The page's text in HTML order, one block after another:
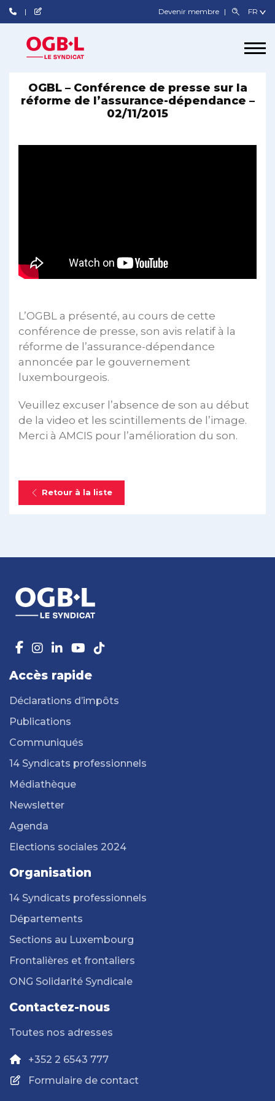
Devenir membre
OGBL – Conférence de presse sur la
réforme de l’assurance-dépendance –
02/11/2015
L’OGBL a présenté, au cours de cette
conférence de presse, son avis relatif à la
réforme de l’assurance-dépendance
annoncée par le gouvernement
luxembourgeois.
Veuillez excuser l’absence de son au début
de la video et les scintillements de l’image.
Merci à AMCIS pour l’amélioration du son.
Retour à la liste
Accès rapide
Déclarations d’impôts
Publications
Communiqués
14 Syndicats professionnels
Médiathèque
Newsletter
Agenda
Elections sociales 2024
Organisation
14 Syndicats professionnels
Départements
Sections au Luxembourg
Frontalières et frontaliers
ONG Solidarité Syndicale
Contactez-nous
Toutes nos adresses
+352 2 6543 777
Formulaire de contact